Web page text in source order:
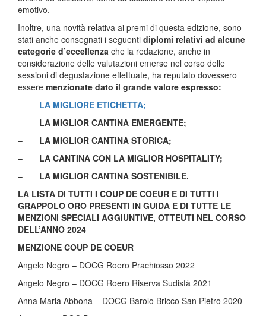
emotivo.
Inoltre, una novità relativa ai premi di questa edizione, sono
stati anche consegnati i seguenti diplomi relativi ad alcune
categorie d’eccellenza che la redazione, anche in
considerazione delle valutazioni emerse nel corso delle
sessioni di degustazione effettuate, ha reputato dovessero
essere menzionate dato il grande valore espresso:
– LA MIGLIORE ETICHETTA;
– LA MIGLIOR CANTINA EMERGENTE;
– LA MIGLIOR CANTINA STORICA;
– LA CANTINA CON LA MIGLIOR HOSPITALITY;
– LA MIGLIOR CANTINA SOSTENIBILE.
LA LISTA DI TUTTI I COUP DE COEUR E DI TUTTI I
GRAPPOLO ORO PRESENTI IN GUIDA E DI TUTTE LE
MENZIONI SPECIALI AGGIUNTIVE, OTTEUTI NEL CORSO
DELL’ANNO 2024
MENZIONE COUP DE COEUR
Angelo Negro – DOCG Roero Prachiosso 2022
Angelo Negro – DOCG Roero Riserva Sudisfà 2021
Anna Maria Abbona – DOCG Barolo Bricco San Pietro 2020